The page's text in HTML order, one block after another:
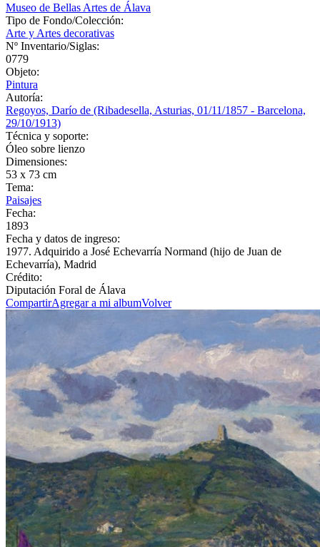
Museo de Bellas Artes de Álava
Tipo de Fondo/Colección:
Arte y Artes decorativas
Nº Inventario/Siglas:
0779
Objeto:
Pintura
Autoría:
Regoyos, Darío de (Ribadesella, Asturias, 01/11/1857 - Barcelona,
29/10/1913)
Técnica y soporte:
Óleo sobre lienzo
Dimensiones:
53 x 73 cm
Tema:
Paisajes
Fecha:
1893
Fecha y datos de ingreso:
1977. Adquirido a José Echevarría Normand (hijo de Juan de
Echevarría), Madrid
Crédito:
Diputación Foral de Álava
CompartirAgregar a mi albumVolver